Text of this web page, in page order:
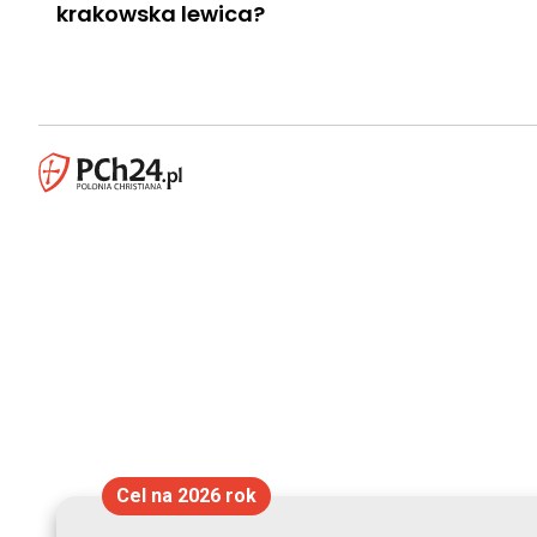
krakowska lewica?
Cel na 2026 rok